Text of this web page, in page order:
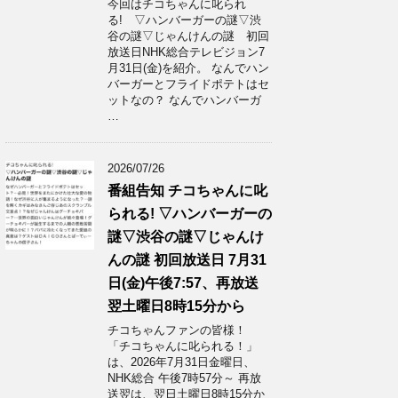
今回はチコちゃんに叱られ
る! ▽ハンバーガーの謎▽渋
谷の謎▽じゃんけんの謎 初回
放送日NHK総合テレビジョン7
月31日(金)を紹介。 なんでハン
バーガーとフライドポテトはセ
ットなの？ なんでハンバーガ
…
2026/07/26
番組告知 チコちゃんに叱
られる! ▽ハンバーガーの
謎▽渋谷の謎▽じゃんけ
んの謎 初回放送日 7月31
日(金)午後7:57、再放送
翌土曜日8時15分から
チコちゃんファンの皆様！
「チコちゃんに叱られる！」​
は、2026年7月31日金曜日、
NHK総合 午後7時57分～ 再放
送翌は、翌日土曜日8時15分か